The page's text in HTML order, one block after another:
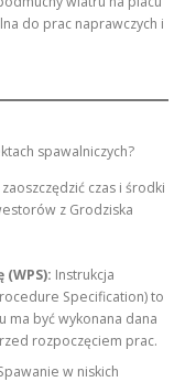
do prac naprawczych i
spawalniczych?
czas i środki
z Grodziska
Instrukcja
Specification) to
ma być wykonana dana
rozpoczęciem prac.
w niskich